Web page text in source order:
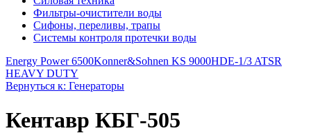
Фильтры-очистители воды
Сифоны, переливы, трапы
Системы контроля протечки воды
Energy Power 6500Konner&Sohnen KS 9000HDE-1/3 ATSR
HEAVY DUTY
Вернуться к: Генераторы
Кентавр КБГ-505